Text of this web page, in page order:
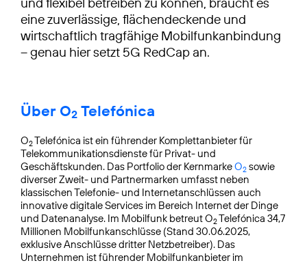
eine zuverlässige, flächendeckende und
wirtschaftlich tragfähige Mobilfunkanbindung
– genau hier setzt 5G RedCap an.
Über O2 Telefónica
O2Telefónica ist ein führender Komplettanbieter für
Telekommunikationsdienste für Privat- und
Geschäftskunden. Das Portfolio der KernmarkeO2 sowie
diverser Zweit- und Partnermarken umfasst neben
klassischen Telefonie- und Internetanschlüssen auch
innovative digitale Services im Bereich Internet der Dinge
und Datenanalyse. Im Mobilfunk betreut O2Telefónica 34,7
Millionen Mobilfunkanschlüsse (Stand 30.06.2025,
exklusive Anschlüsse dritter Netzbetreiber). Das
Unternehmen ist führender Mobilfunkanbieter im